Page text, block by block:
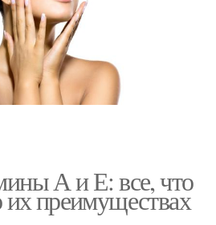
А и Е: все, что
их преимуществах